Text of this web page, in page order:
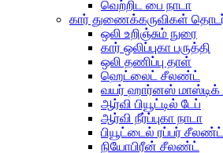
வெற்றிட பை நாடா
கார் துணைக்கருவிகள்
ஒலி உறிஞ்சும் நுரை
கார் ஒலிப்புகா பருத்தி
ஒலி தணிப்பு தாள்
ஹெட்லைட் சீலண்ட்
வயர் ஹார்னஸ்
ஆர்வி பியூட்டில் டேப்
ஆர்வி நீர்ப்புகா நாடா
பியூட்டைல் ​​ரப்பர் சீலண்ட்
நியோபிரீன் சீலண்ட்